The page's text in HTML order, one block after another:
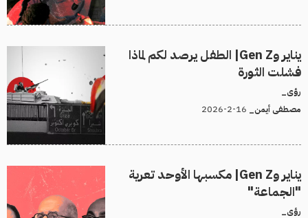
يناير وGen Z| الطفل يرصد لكم لماذا
فشلت الثورة
رؤى_
مصطفى أيمن_
يناير وGen Z| مكسبها الأوحد تعرية
"الجماعة"
رؤى_